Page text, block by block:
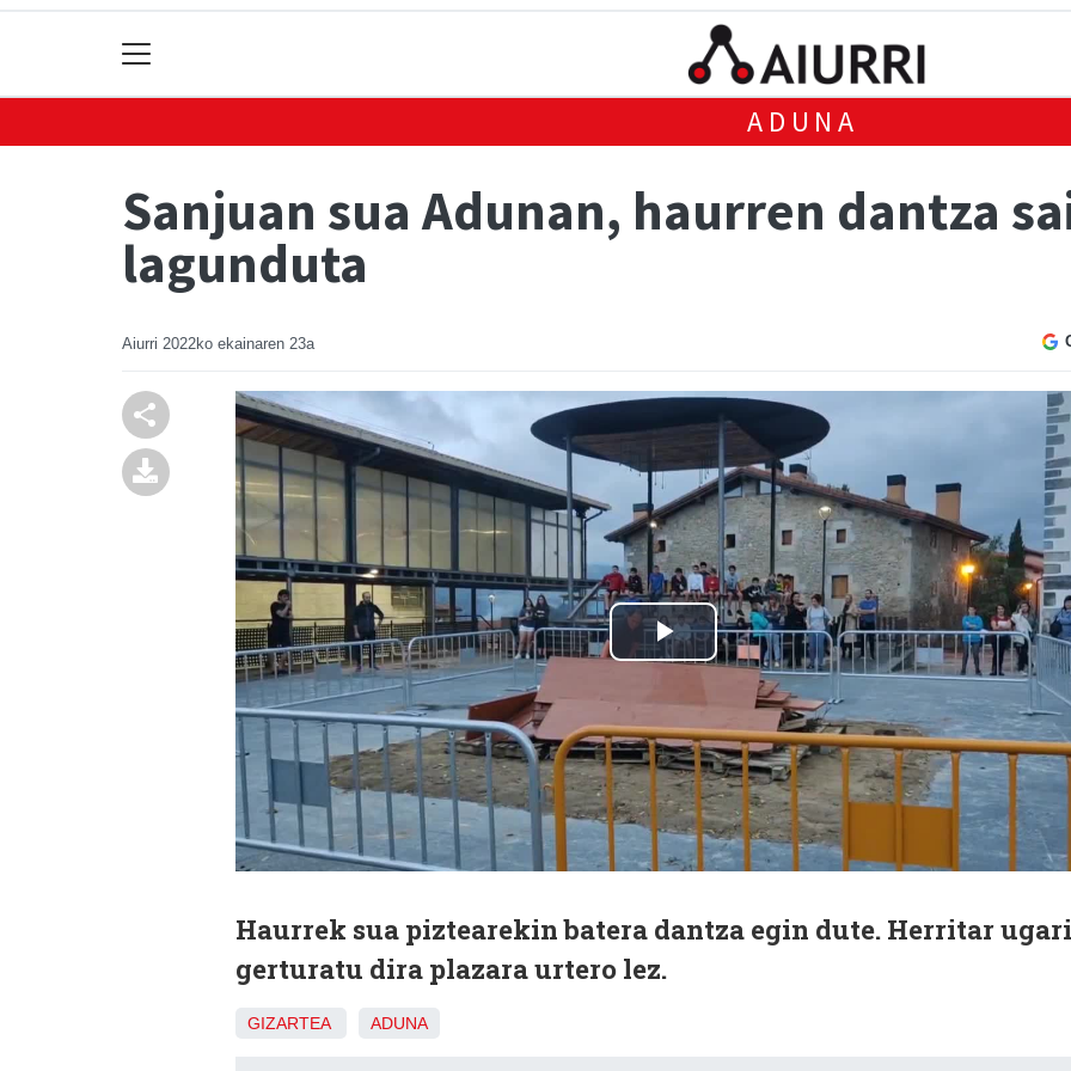
ADUNA
Sanjuan sua Adunan, haurren dantza
lagunduta
Aiurri 2022ko ekainaren 23a
Haurrek sua piztearekin batera dantza egin dute. Herritar ugari
gerturatu dira plazara urtero lez.
GIZARTEA ADUNA